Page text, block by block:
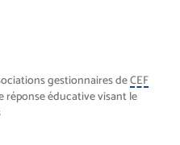
gestionnaires deCEF
réponse éducative visant le